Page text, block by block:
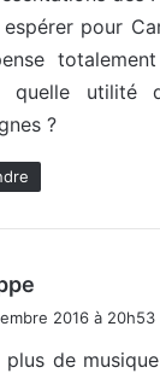
espérer pour
quelle utilité
?
2016 à 20h53
de